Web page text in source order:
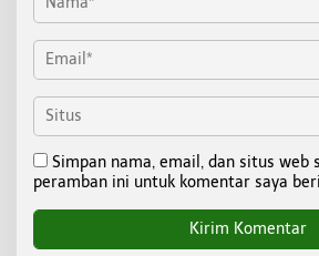
Simpan nama, email, dan situs web
peramban ini untuk komentar saya